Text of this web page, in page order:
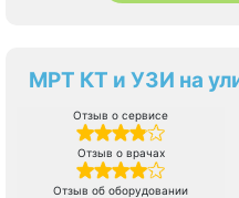
МРТ КТ и УЗИ на
Отзыв о сервисе
Отзыв о врачах
Отзыв об оборудовании